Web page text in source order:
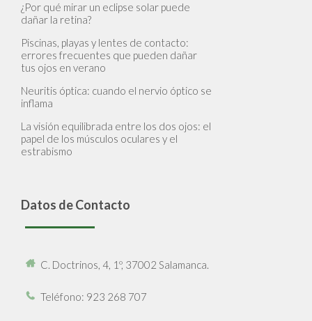
¿Por qué mirar un eclipse solar puede
dañar la retina?
Piscinas, playas y lentes de contacto:
errores frecuentes que pueden dañar
tus ojos en verano
Neuritis óptica: cuando el nervio óptico se
inflama
La visión equilibrada entre los dos ojos: el
papel de los músculos oculares y el
estrabismo
Datos de Contacto
C. Doctrinos, 4, 1º, 37002 Salamanca.
Teléfono: 923 268 707